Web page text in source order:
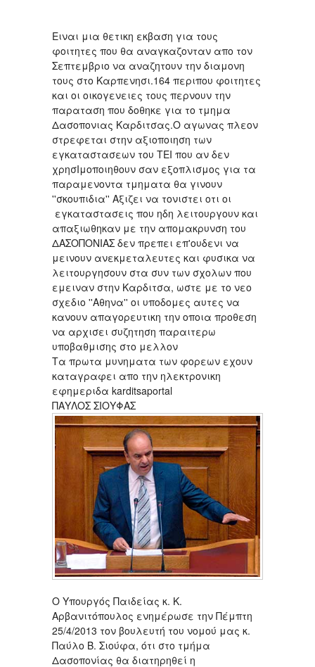
Ειναι μια θετικη εκβαση για τους
φοιτητες που θα αναγκαζονταν απο τον
Σεπτεμβριο να αναζητουν την διαμονη
τους στο Καρπενησι.164 περιπου φοιτητες
και οι οικογενειες τους περνουν την
παραταση που δοθηκε για το τμημα
Δασοπονιας Καρδιτσας.Ο αγωνας πλεον
στρεφεται στην αξιοποιηση των
εγκαταστασεων του ΤΕΙ που αν δεν
χρησΙμοποιηθουν σαν εξοπλισμος για τα
παραμενοντα τμηματα θα γινουν
''σκουπιδια'' Αξιζει να τονιστει οτι οι
εγκαταστασεις που ηδη λειτουργουν και
απαξιωθηκαν με την απομακρυνση του
ΔΑΣΟΠΟΝΙΑΣ δεν πρεπει επ'ουδενι να
μεινουν ανεκμεταλευτες και φυσικα να
λειτουργησουν στα συν των σχολων που
εμειναν στην Καρδιτσα, ωστε με το νεο
σχεδιο ''Αθηνα'' οι υποδομες αυτες να
κανουν απαγορευτικη την οποια προθεση
να αρχισει συζητηση παραιτερω
υποβαθμισης στο μελλον
Τα πρωτα μυνηματα των φορεων εχουν
καταγραφει απο την ηλεκτρονικη
εφημεριδα karditsaportal
ΠΑΥΛΟΣ ΣΙΟΥΦΑΣ
Ο Υπουργός Παιδείας κ. Κ.
Αρβανιτόπουλος ενημέρωσε την Πέμπτη
25/4/2013 τον βουλευτή του νομού μας κ.
Παύλο Β. Σιούφα, ότι στο τμήμα
Δασοπονίας θα διατηρηθεί η